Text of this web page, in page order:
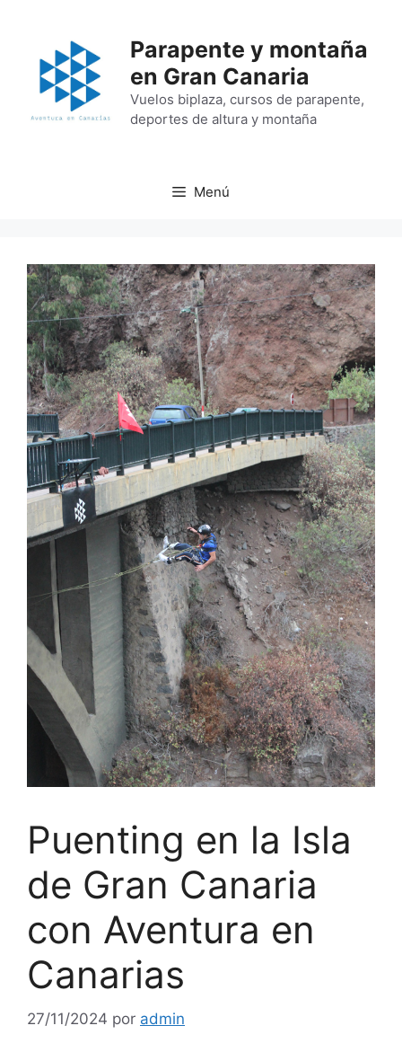
contenido
Parapente y montaña
en Gran Canaria
Vuelos biplaza, cursos de parapente,
deportes de altura y montaña
Menú
Puenting en la Isla
de Gran Canaria
con Aventura en
Canarias
27/11/2024 por admin